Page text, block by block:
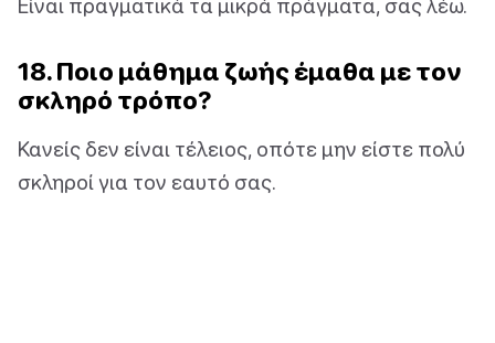
Είναι πραγματικά τα μικρά πράγματα, σας λέω.
18. Ποιο μάθημα ζωής έμαθα με τον
σκληρό τρόπο?
Κανείς δεν είναι τέλειος, οπότε μην είστε πολύ
σκληροί για τον εαυτό σας.